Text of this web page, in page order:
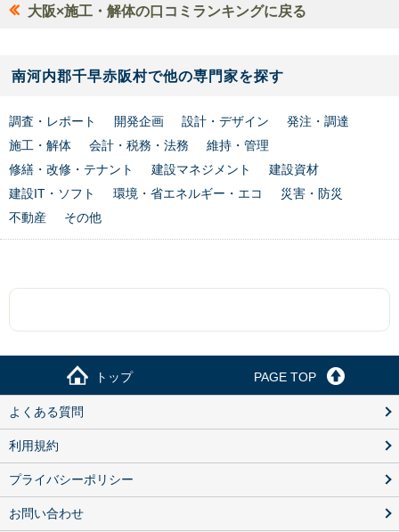
大阪×施工・解体の口コミランキングに戻る
南河内郡千早赤阪村で他の専門家を探す
調査・レポート 開発企画 設計・デザイン
発注・調達
施工・解体
会計・税務・法務
維持・管理
修繕・改修・テナント
建設マネジメント
建設資材
建設IT・ソフト
環境・省エネルギー・エコ
災害・防災
不動産
その他
トップ PAGE TOP
よくある質問
利用規約
プライバシーポリシー
お問い合わせ